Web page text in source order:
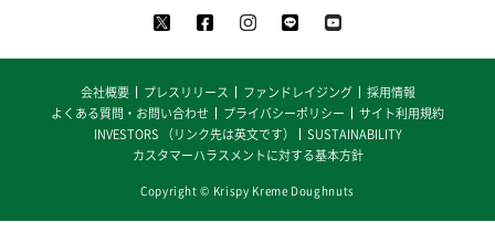
会社概要 プレスリリース ファンドレイジング
採用情報
よくある質問・お問い合わせ
プライバシーポリシー
サイト利用規約
INVESTORS （リンク先は英文です）
SUSTAINABILITY
カスタマーハラスメントに対する基本方針
Copyright © Krispy Kreme Doughnuts